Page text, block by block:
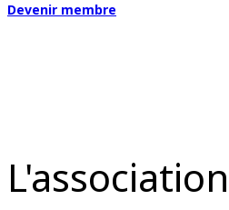
Devenir membre
L'association